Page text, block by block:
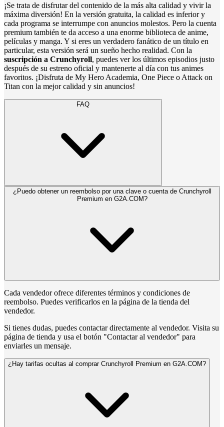
¡Se trata de disfrutar del contenido de la más alta calidad y vivir la
máxima diversión! En la versión gratuita, la calidad es inferior y
cada programa se interrumpe con anuncios molestos. Pero la cuenta
premium también te da acceso a una enorme biblioteca de anime,
películas y manga. Y si eres un verdadero fanático de un título en
particular, esta versión será un sueño hecho realidad. Con la
suscripción a Crunchyroll, puedes ver los últimos episodios justo
después de su estreno oficial y mantenerte al día con tus animes
favoritos. ¡Disfruta de My Hero Academia, One Piece o Attack on
Titan con la mejor calidad y sin anuncios!
FAQ
¿Puedo obtener un reembolso por una clave o cuenta de Crunchyroll
Premium en G2A.COM?
Cada vendedor ofrece diferentes términos y condiciones de
reembolso. Puedes verificarlos en la página de la tienda del
vendedor.
Si tienes dudas, puedes contactar directamente al vendedor. Visita su
página de tienda y usa el botón "Contactar al vendedor" para
enviarles un mensaje.
¿Hay tarifas ocultas al comprar Crunchyroll Premium en G2A.COM?